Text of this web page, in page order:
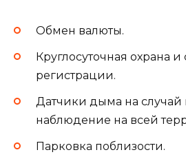
Обмен валюты.
Круглосуточная охрана и
регистрации.
Датчики дыма на случай
наблюдение на всей
Парковка поблизости.